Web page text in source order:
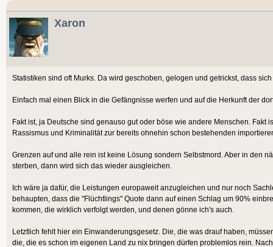
Xaron
Statistiken sind oft Murks. Da wird geschoben, gelogen und getrickst, dass
Einfach mal einen Blick in die Gefängnisse werfen und auf die Herkunft der
Fakt ist, ja Deutsche sind genauso gut oder böse wie andere Menschen. Fakt
Rassismus und Kriminalität zur bereits ohnehin schon bestehenden
Grenzen auf und alle rein ist keine Lösung sondern Selbstmord. Aber in den
sterben, dann wird sich das wieder ausgleichen.
Ich wäre ja dafür, die Leistungen europaweit anzugleichen und nur noch
behaupten, dass die "Flüchtlings" Quote dann auf einen Schlag um 90%
kommen, die wirklich verfolgt werden, und denen gönne ich's auch.
Letztlich fehlt hier ein Einwanderungsgesetz. Die, die was drauf haben,
die, die es schon im eigenen Land zu nix bringen dürfen problemlos rein.